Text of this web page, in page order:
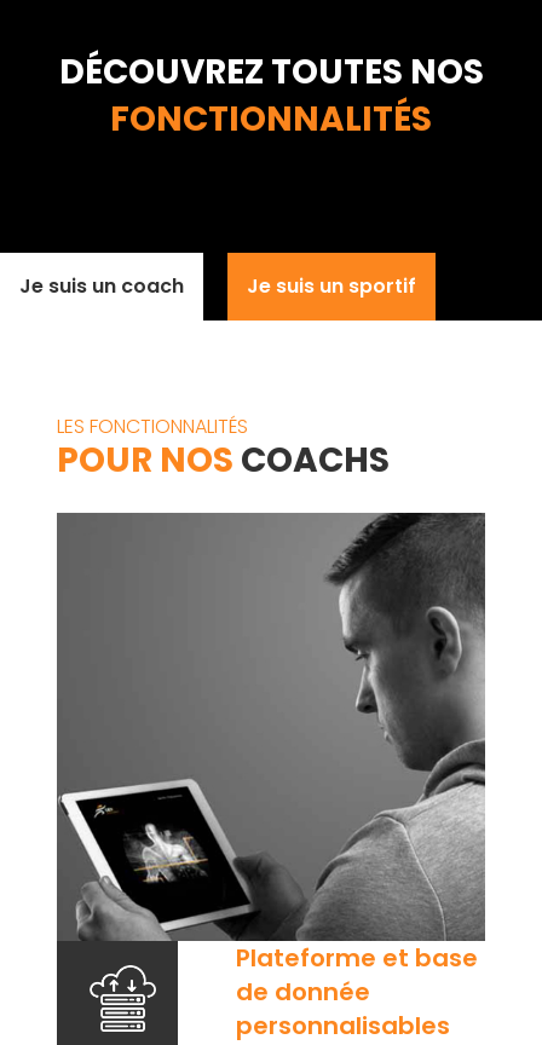
DÉCOUVREZ TOUTES NOS
FONCTIONNALITÉS
Je suis un coach Je suis un sportif
LES FONCTIONNALITÉS
POUR NOS COACHS
Plateforme et base
de donnée
personnalisables